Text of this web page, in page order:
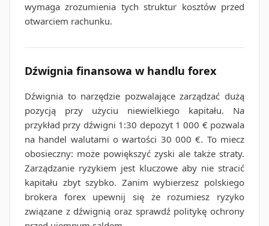
wymaga zrozumienia tych struktur kosztów przed
otwarciem rachunku.
Dźwignia finansowa w handlu forex
Dźwignia to narzędzie pozwalające zarządzać dużą
pozycją przy użyciu niewielkiego kapitału. Na
przykład przy dźwigni 1:30 depozyt 1 000 € pozwala
na handel walutami o wartości 30 000 €. To miecz
obosieczny: może powiększyć zyski ale także straty.
Zarządzanie ryzykiem jest kluczowe aby nie stracić
kapitału zbyt szybko. Zanim wybierzesz polskiego
brokera forex upewnij się że rozumiesz ryzyko
związane z dźwignią oraz sprawdź politykę ochrony